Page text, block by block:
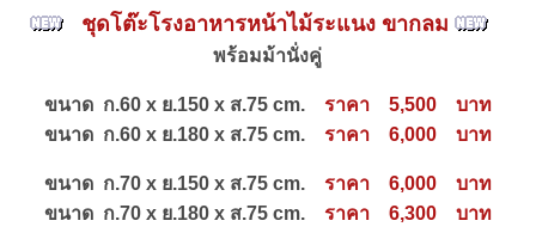
ชุดโต๊ะโรงอาหารหน้าไม้ระแนง ขากลม
พร้อมม้านั่งคู่
ขนาด ก.60 x ย.150 x ส.75 cm. ราคา 5,500 บาท
ขนาด ก.60 x ย.180 x ส.75 cm. ราคา 6,000 บาท
ขนาด ก.70 x ย.150 x ส.75 cm.
ราคา 6,000 บาท
ขนาด ก.70 x ย.180 x ส.75 cm. ราคา 6,300 บาท